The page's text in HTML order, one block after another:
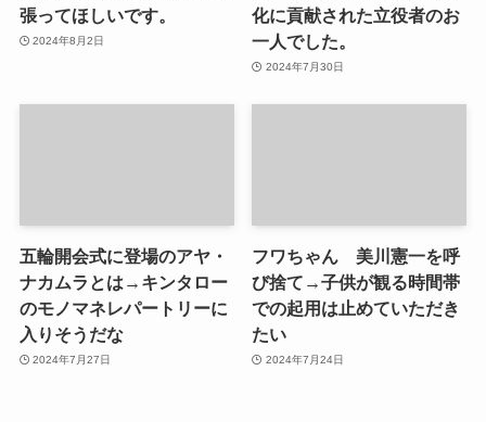
張ってほしいです。
2024年8月2日
化に貢献された立役者のお
一人でした。
2024年7月30日
五輪開会式に登場のアヤ・
ナカムラとは→キンタロー
のモノマネレパートリーに
入りそうだな
2024年7月27日
フワちゃん 美川憲一を呼
び捨て→子供が観る時間帯
での起用は止めていただき
たい
2024年7月24日